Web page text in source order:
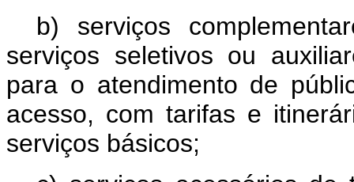
b) serviços
serviços seletivos ou
para o atendimento de
acesso, com tarifas e
serviços básicos;